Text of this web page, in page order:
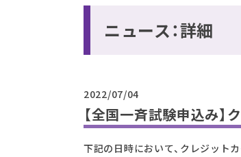
ニュース：詳細
2022/07/04
【全国一斉試験申込み
下記の日時において、クレジット